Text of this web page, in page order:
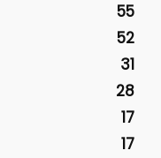
55
52
31
28
17
17